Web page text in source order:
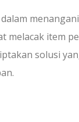
melacak item
solusi